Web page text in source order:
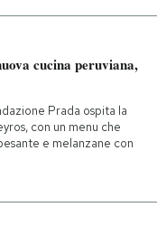
cucina peruviana,
Prada ospita la
con un menu che
e melanzane con